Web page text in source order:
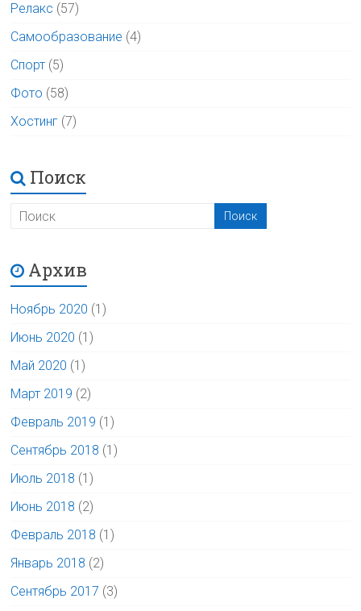
Релакс (57)
Самообразование (4)
Спорт (5)
Фото (58)
Хостинг (7)
Поиск
Архив
Ноябрь 2020 (1)
Июнь 2020 (1)
Май 2020 (1)
Март 2019 (2)
Февраль 2019 (1)
Сентябрь 2018 (1)
Июль 2018 (1)
Июнь 2018 (2)
Февраль 2018 (1)
Январь 2018 (2)
Сентябрь 2017 (3)